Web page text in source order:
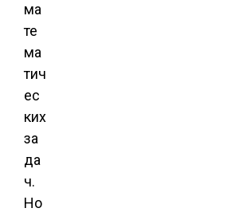
ма
те
ма
тич
ес
ких
за
да
ч.
Но